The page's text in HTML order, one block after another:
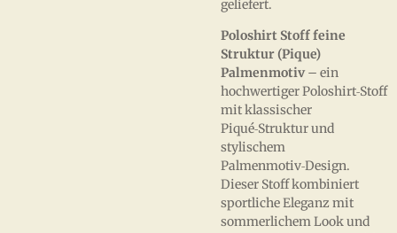
geliefert.
Poloshirt Stoff feine
Struktur (Pique)
Palmenmotiv– ein
hochwertiger Poloshirt‑Stoff
mit klassischer
Piqué‑Struktur und
stylischem
Palmenmotiv‑Design.
Dieser Stoff kombiniert
sportliche Eleganz mit
sommerlichem Look und